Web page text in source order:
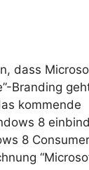
dass
Branding
kommende
8
8